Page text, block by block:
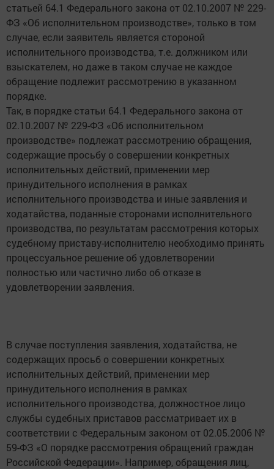
статьей 64.1 Федерального закона от 02.10.2007 № 229-
ФЗ «Об исполнительном производстве», только в том
случае, если заявитель является стороной
исполнительного производства, т.е. должником или
взыскателем, но даже в таком случае не каждое
обращение подлежит рассмотрению в указанном
порядке.
Так, в порядке статьи 64.1 Федерального закона от
02.10.2007 № 229-ФЗ «Об исполнительном
производстве» подлежат рассмотрению обращения,
содержащие просьбу о совершении конкретных
исполнительных действий, применении мер
принудительного исполнения в рамках
исполнительного производства и иные заявления и
ходатайства, поданные сторонами исполнительного
производства, по результатам рассмотрения которых
судебному приставу-исполнителю необходимо принять
процессуальное решение об удовлетворении
полностью или частично либо об отказе в
удовлетворении заявления.
В случае поступления заявления, ходатайства, не
содержащих просьб о совершении конкретных
исполнительных действий, применении мер
принудительного исполнения в рамках
исполнительного производства, должностное лицо
службы судебных приставов рассматривает их в
соответствии с Федеральным законом от 02.05.2006 №
59-ФЗ «О порядке рассмотрения обращений граждан
Российской Федерации». Например, обращения лиц,